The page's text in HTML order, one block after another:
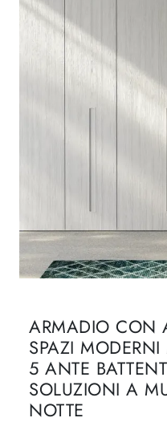
ARMADIO CON
SPAZI
5 ANTE
SOLUZIONI A
NOTTE